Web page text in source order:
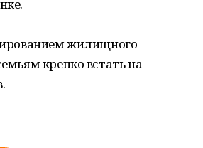
жилищного
крепко встать на